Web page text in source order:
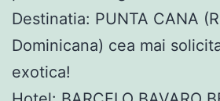
Destinatia: PUNTA CANA
Dominicana) cea mai
exotica!